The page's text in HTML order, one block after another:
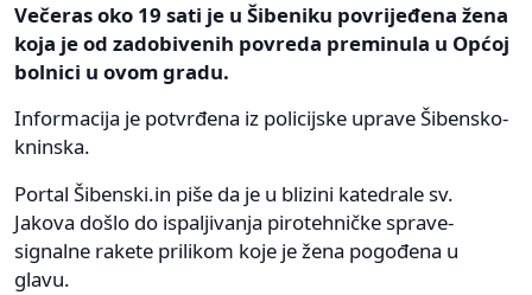
Večeras oko 19 sati je u Šibeniku povrijeđena žena
koja je od zadobivenih povreda preminula u Općoj
bolnici u ovom gradu.
Informacija je potvrđena iz policijske uprave Šibensko-
kninska.
Portal Šibenski.in piše da je u blizini katedrale sv.
Jakova došlo do ispaljivanja pirotehničke sprave-
signalne rakete prilikom koje je žena pogođena u
glavu.